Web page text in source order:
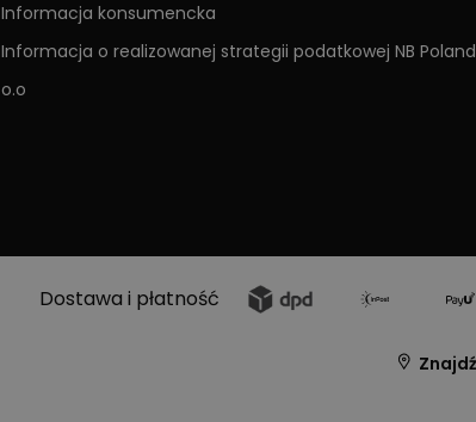
Informacja konsumencka
Informacja o realizowanej strategii podatkowej NB
o.o
Dostawa i płatność